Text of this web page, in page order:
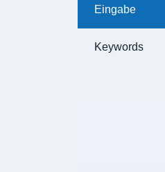
Eingabe
Keywords